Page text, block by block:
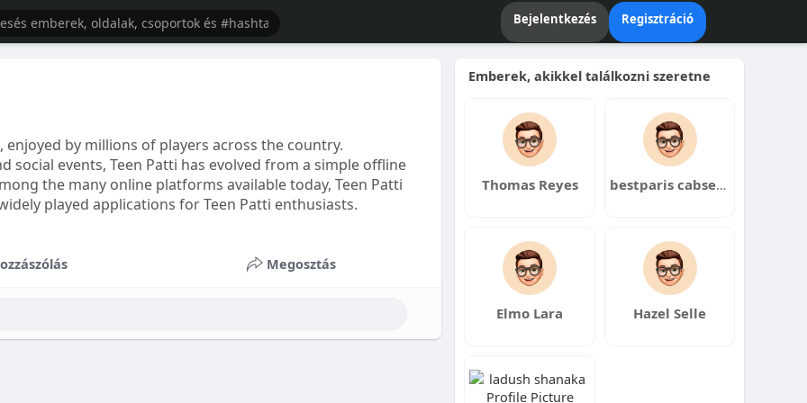
Bejelentkezés Regisztráció
by millions of players across the country.
events, Teen Patti has evolved from a simple offline
the many online platforms available today, Teen Patti
played applications for Teen Patti enthusiasts.
Megosztás
Emberek, akikkel találkozni szeretne
Thomas Reyes bestparis cabservice
Elmo Lara Hazel Selle